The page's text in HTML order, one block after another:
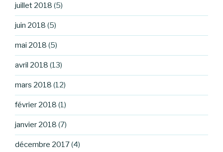
juillet 2018 (5)
juin 2018 (5)
mai 2018 (5)
avril 2018 (13)
mars 2018 (12)
février 2018 (1)
janvier 2018 (7)
décembre 2017(4)